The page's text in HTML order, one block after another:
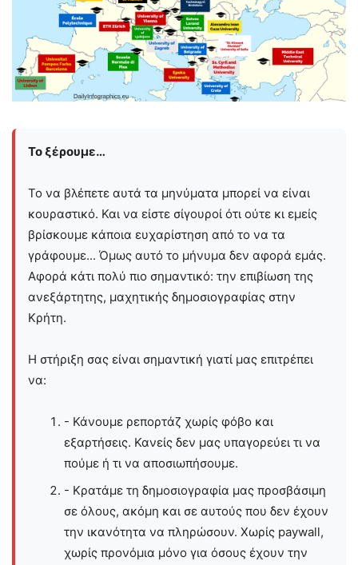
Το ξέρουμε…
Το να βλέπετε αυτά τα μηνύματα μπορεί να είναι
κουραστικό. Και να είστε σίγουροί ότι ούτε κι εμείς
βρίσκουμε κάποια ευχαρίστηση από το να τα
γράφουμε... Όμως αυτό το μήνυμα δεν αφορά εμάς.
Αφορά κάτι πολύ πιο σημαντικό: την επιβίωση της
ανεξάρτητης, μαχητικής δημοσιογραφίας στην
Kρήτη.
Η στήριξη σας είναι σημαντική γιατί μας επιτρέπει
να:
- Κάνουμε ρεπορτάζ χωρίς φόβο και
εξαρτήσεις. Κανείς δεν μας υπαγορεύει τι να
πούμε ή τι να αποσιωπήσουμε.
- Κρατάμε τη δημοσιογραφία μας προσβάσιμη
σε όλους, ακόμη και σε αυτούς που δεν έχουν
την ικανότητα να πληρώσουν. Χωρίς paywall,
χωρίς προνόμια μόνο για όσους έχουν την